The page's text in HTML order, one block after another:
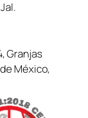
Granjas
México,